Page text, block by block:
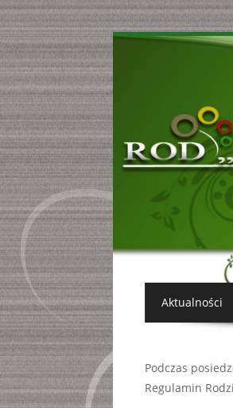
Aktualności
Podczas
Regulamin